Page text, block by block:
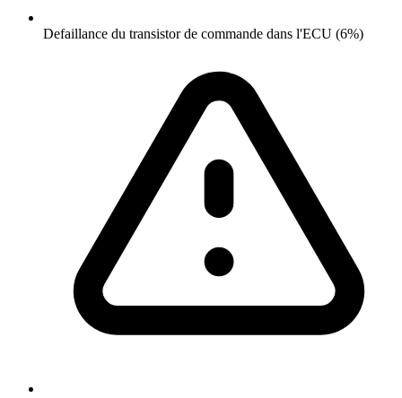
Defaillance du transistor de commande dans l'ECU (6%)